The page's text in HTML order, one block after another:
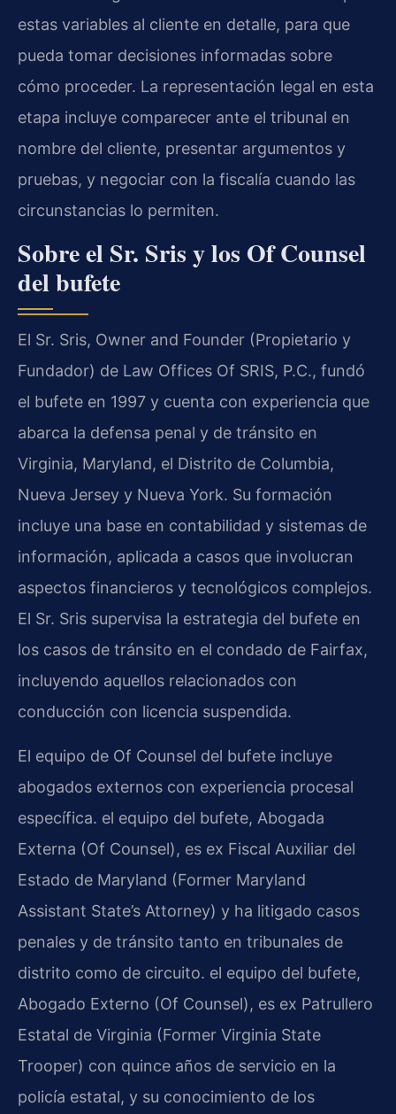
estas variables al cliente en detalle, para que
pueda tomar decisiones informadas sobre
cómo proceder. La representación legal en esta
etapa incluye comparecer ante el tribunal en
nombre del cliente, presentar argumentos y
pruebas, y negociar con la fiscalía cuando las
circunstancias lo permiten.
Sobre el Sr. Sris y los Of Counsel
del bufete
El Sr. Sris, Owner and Founder (Propietario y
Fundador) de Law Offices Of SRIS, P.C., fundó
el bufete en 1997 y cuenta con experiencia que
abarca la defensa penal y de tránsito en
Virginia, Maryland, el Distrito de Columbia,
Nueva Jersey y Nueva York. Su formación
incluye una base en contabilidad y sistemas de
información, aplicada a casos que involucran
aspectos financieros y tecnológicos complejos.
El Sr. Sris supervisa la estrategia del bufete en
los casos de tránsito en el condado de Fairfax,
incluyendo aquellos relacionados con
conducción con licencia suspendida.
El equipo de Of Counsel del bufete incluye
abogados externos con experiencia procesal
específica. el equipo del bufete, Abogada
Externa (Of Counsel), es ex Fiscal Auxiliar del
Estado de Maryland (Former Maryland
Assistant State’s Attorney) y ha litigado casos
penales y de tránsito tanto en tribunales de
distrito como de circuito. el equipo del bufete,
Abogado Externo (Of Counsel), es ex Patrullero
Estatal de Virginia (Former Virginia State
Trooper) con quince años de servicio en la
policía estatal, y su conocimiento de los